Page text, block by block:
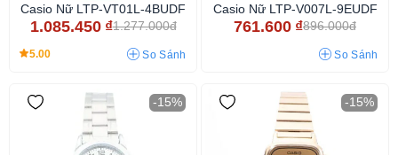
Casio Nữ LTP-VT01L-4BUDF
1.085.450 ₫1.277.000đ
5.00 So Sánh
Casio Nữ LTP-V007L-9EUDF
761.600 ₫896.000đ
So Sánh
-15% -15%